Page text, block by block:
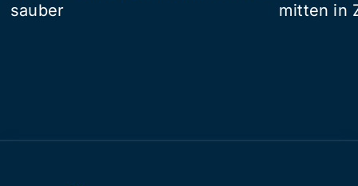
sauber
mitten in